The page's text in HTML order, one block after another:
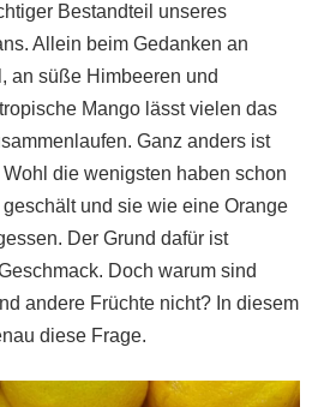
Bestandteil unseres
Allein beim Gedanken an
an süße Himbeeren und
Mango lässt vielen das
Ganz anders ist
die wenigsten haben schon
und sie wie eine Orange
Der Grund dafür ist
Doch warum sind
andere Früchte nicht? In diesem
diese Frage.